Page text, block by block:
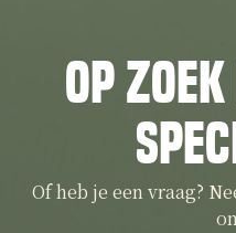
Op
Of heb je een vraag?